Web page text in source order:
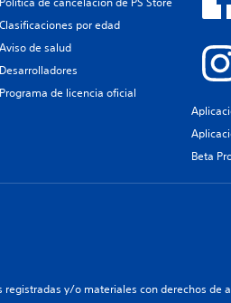
Clasificaciones por edad
Aviso de salud
Desarrolladores
Programa de licencia oficial
Beta
y/o materiales con derechos de